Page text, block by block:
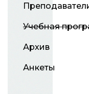
Учебная
Архив
Анкеты